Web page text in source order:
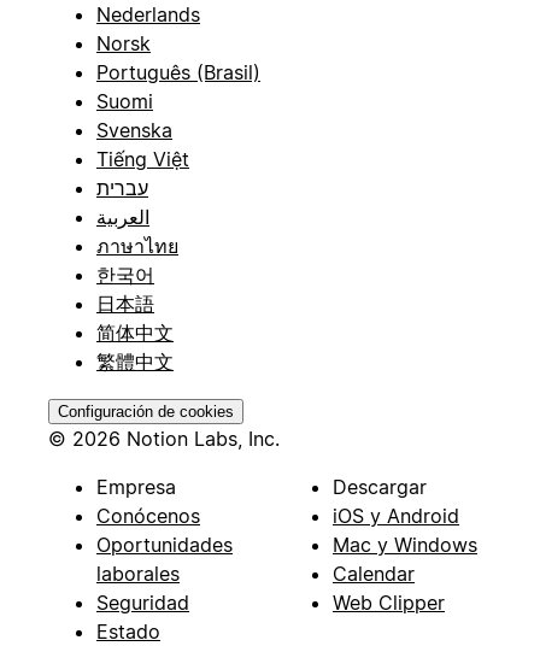
Nederlands
Norsk
Português (Brasil)
Suomi
Svenska
Tiếng Việt
עברית
العربية
ภาษาไทย
한국어
日本語
简体中文
繁體中文
Configuración de cookies
© 2026 Notion Labs, Inc.
Empresa
Conócenos
Oportunidades
laborales
Seguridad
Estado
Descargar
iOS y Android
Mac y Windows
Calendar
Web Clipper